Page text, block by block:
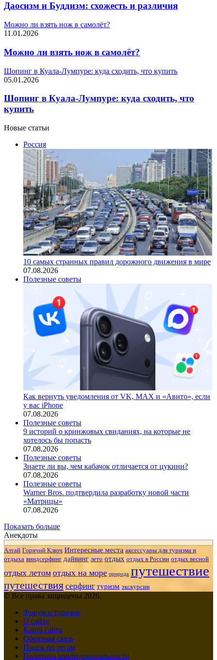
Даосизм и Буддизм: схожесть и различия
Можно ли взять нож в самолёт?
11.01.2026
Можно ли взять нож в самолёт?
Шопинг в Куала-Лумпуре: куда сходить, что купить
05.01.2026
Шопинг в Куала-Лумпуре: куда сходить, что
купить
Новые статьи
Россия
10 самых странных правил дорожного движения в мире
07.08.2026
Полезные советы
Как вернуть уведомления от VK, MAX и «Авито», если
у вас iPhone
07.08.2026
Полезные советы
9 историй о кринжовых свиданиях, на которые не
хотелось бы попасть
07.08.2026
Полезные советы
Знаете ли вы, чем кабачок отличается от цукини?
07.08.2026
Полезные советы
Warner Bros. подтвердила разработку новой части
«Матрицы»
07.08.2026
Показать больше
Анекдоты
Алтай Горячий Ключ Интересные места аксессуары для туризма и
отдыха виндсерфинг дайвинг лето отдых отдых в России отдых весной
отдых летом отдых на море природа путешествие
путешествия серфинг туризм экскурсии
© Все права защищены 2026.
Форум о туризме
О сайте
Карта сайта
Обратная связь
Поиск по тегам
Политика конфиденциальности